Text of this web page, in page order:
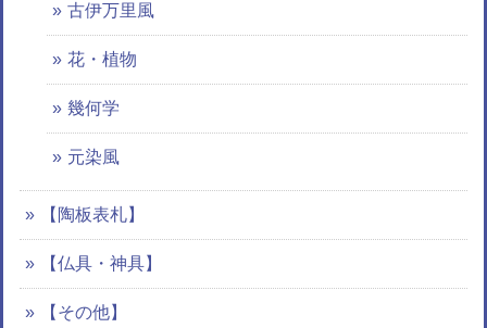
古伊万里風
花・植物
幾何学
元染風
【陶板表札】
【仏具・神具】
【その他】